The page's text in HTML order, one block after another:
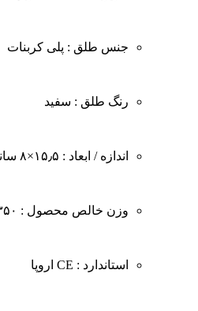
جنس طلق : پلی کربنات
رنگ طلق : سفید
اندازه / ابعاد : ۱۵٫۵×۸ سانتی متر
وزن خالص محصول : ۳۵۰ گرم
استاندارد : CE اروپا